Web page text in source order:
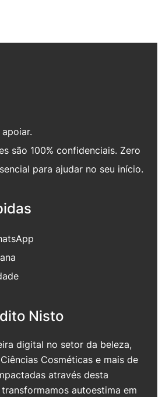
são 100% confidenciais. Zero
para ajudar no seu início.
Nisto
digital no setor da beleza,
Cosméticas e mais de
através desta
autoestima em